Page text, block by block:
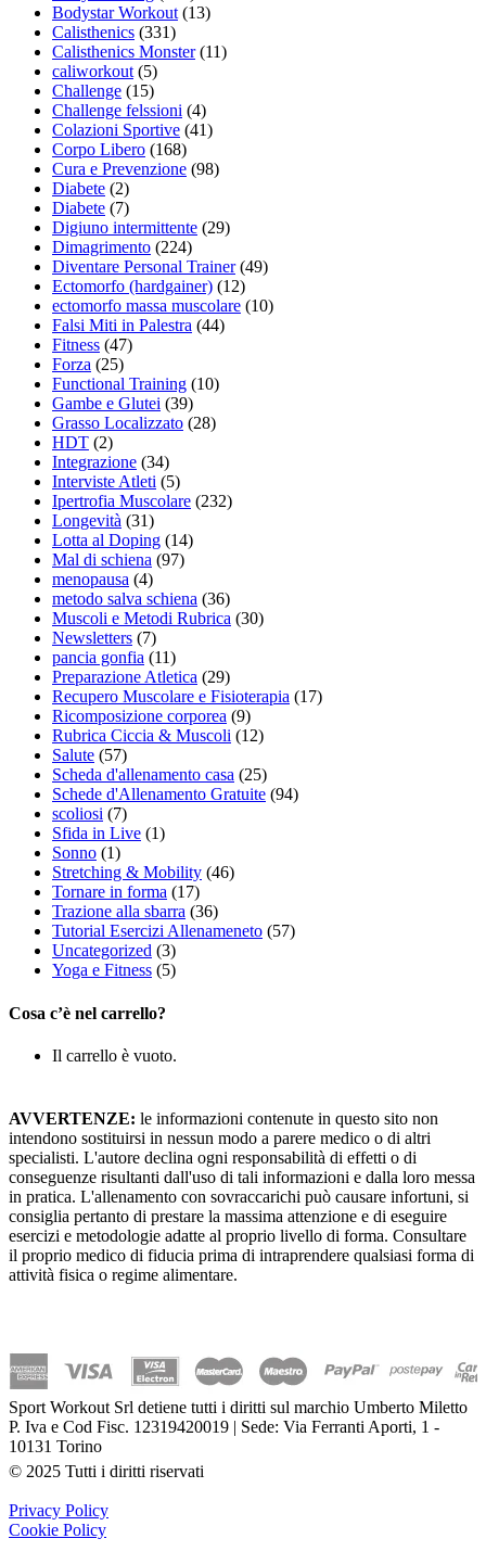
Bodystar Workout(13)
Calisthenics (331)
Calisthenics Monster(11)
caliworkout(5)
Challenge (15)
Challenge felssioni (4)
Colazioni Sportive (41)
Corpo Libero (168)
Cura e Prevenzione (98)
Diabete (2)
Diabete (7)
Digiuno intermittente (29)
Dimagrimento (224)
Diventare Personal Trainer(49)
Ectomorfo (hardgainer) (12)
ectomorfo massa muscolare (10)
Falsi Miti in Palestra (44)
Fitness (47)
Forza (25)
Functional Training (10)
Gambe e Glutei (39)
Grasso Localizzato (28)
HDT (2)
Integrazione (34)
Interviste Atleti (5)
Ipertrofia Muscolare (232)
Longevità (31)
Lotta al Doping (14)
Mal di schiena (97)
menopausa (4)
metodo salva schiena (36)
Muscoli e Metodi Rubrica (30)
Newsletters (7)
pancia gonfia (11)
Preparazione Atletica (29)
Recupero Muscolare e Fisioterapia (17)
Ricomposizione corporea (9)
Rubrica Ciccia & Muscoli (12)
Salute (57)
Scheda d'allenamento casa (25)
Schede d'Allenamento Gratuite (94)
scoliosi (7)
Sfida in Live (1)
Sonno (1)
Stretching & Mobility (46)
Tornare in forma (17)
Trazione alla sbarra (36)
Tutorial Esercizi Allenameneto (57)
Uncategorized (3)
Yoga e Fitness (5)
Cosa c’è nel carrello?
Il carrello è vuoto.
AVVERTENZE: le informazioni contenute in questo sito non
intendono sostituirsi in nessun modo a parere medico o di altri
specialisti. L'autore declina ogni responsabilità di effetti o di
conseguenze risultanti dall'uso di tali informazioni e dalla loro messa
in pratica. L'allenamento con sovraccarichi può causare infortuni, si
consiglia pertanto di prestare la massima attenzione e di eseguire
esercizi e metodologie adatte al proprio livello di forma. Consultare
il proprio medico di fiducia prima di intraprendere qualsiasi forma di
attività fisica o regime alimentare.
Sport Workout Srl detiene tutti i diritti sul marchio Umberto Miletto
P. Iva e Cod Fisc. 12319420019 | Sede: Via Ferranti Aporti, 1 -
10131 Torino
© 2025 Tutti i diritti riservati
Privacy Policy
Cookie Policy